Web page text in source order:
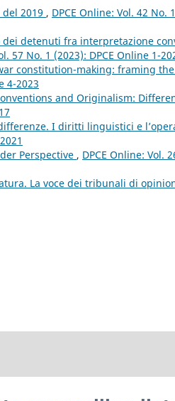
2019 , DPCE Online: Vol. 42 No.
detenuti fra interpretazione
57 No. 1 (2023): DPCE Online 1-
constitution-making: framing the
4-2023
and Originalism:
I diritti linguistici e
Perspective , DPCE Online: Vol.
La voce dei tribunali di